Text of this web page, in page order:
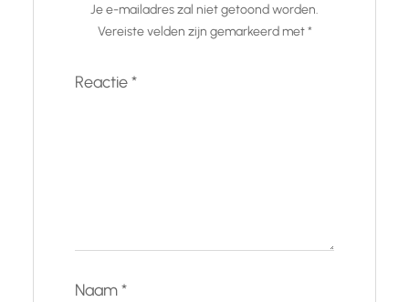
Je e-mailadres zal niet getoond worden.
Vereiste velden zijn gemarkeerd met*
Reactie*
Naam*